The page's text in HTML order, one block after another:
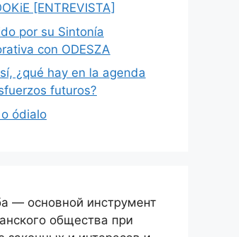
[ENTREVISTA]
por su Sintonía
con ODESZA
¿qué hay en la agenda
futuros?
ódialo
— основной инструмент
общества при